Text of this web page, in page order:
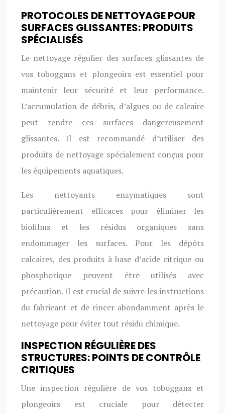
PROTOCOLES DE NETTOYAGE POUR
SURFACES GLISSANTES: PRODUITS
SPÉCIALISÉS
Le nettoyage régulier des surfaces glissantes de
vos toboggans et plongeoirs est essentiel pour
maintenir leur sécurité et leur performance.
L’accumulation de débris, d’algues ou de calcaire
peut rendre ces surfaces dangereusement
glissantes. Il est recommandé d’utiliser des
produits de nettoyage spécialement conçus pour
les équipements aquatiques.
Les nettoyants enzymatiques sont
particulièrement efficaces pour éliminer les
biofilms et les résidus organiques sans
endommager les surfaces. Pour les dépôts
calcaires, des produits à base d’acide citrique ou
phosphorique peuvent être utilisés avec
précaution. Il est crucial de suivre les instructions
du fabricant et de rincer abondamment après le
nettoyage pour éviter tout résidu chimique.
INSPECTION RÉGULIÈRE DES
STRUCTURES: POINTS DE CONTRÔLE
CRITIQUES
Une inspection régulière de vos toboggans et
plongeoirs est cruciale pour détecter